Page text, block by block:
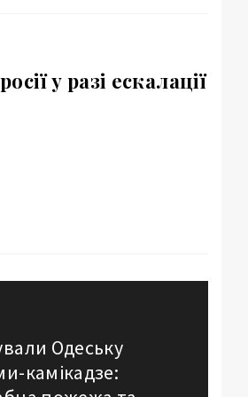
у разі ескалації
Одеську
камікадзе: